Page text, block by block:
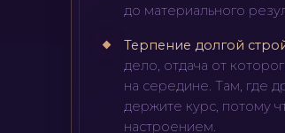
до материального
Терпение долгой
дело, отдача от
на середине. Там, где
держите курс, потому
настроением.